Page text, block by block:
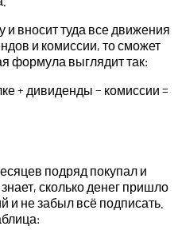
и вносит туда все движения
и комиссии, то сможет
формула выглядит так:
+ дивиденды − комиссии =
подряд покупал и
сколько денег пришло
и не забыл всё подписать.